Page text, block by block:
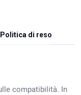
Politica di reso
compatibilità. In